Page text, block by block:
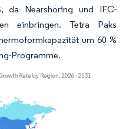
da Nearshoring und IFC-
einbringen. Tetra Paks
um 60 %
Programme.